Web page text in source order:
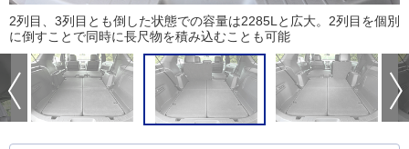
2列目、3列目とも倒した状態での容量は2285Lと広大。2列目を個別
に倒すことで同時に長尺物を積み込むことも可能